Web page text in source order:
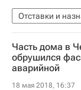
Отставки и
Новости -
Россия
Часть дома в
обрушился
аварийной
18 мая 2018, 16:37